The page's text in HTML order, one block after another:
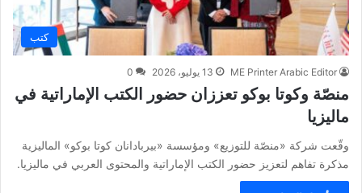
كتب
ME Printer Arabic Editor 13 يوليو، 2026 0
منصّة وكوتا بوكو تعززان حضور الكتب الإماراتية في
ماليزيا
وقّعت شركة «منصّة للتوزيع» ومؤسسة «بيربادانان كوتا بوكو» الماليزية
مذكرة تفاهم لتعزيز حضور الكتب الإماراتية والمحتوى العربي في ماليزيا.